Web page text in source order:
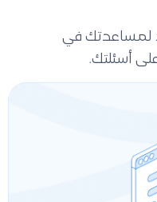
لمساعدتك في
أسئلتك.